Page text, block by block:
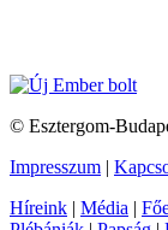
© Esztergom-
Impresszum |
Híreink | Média |